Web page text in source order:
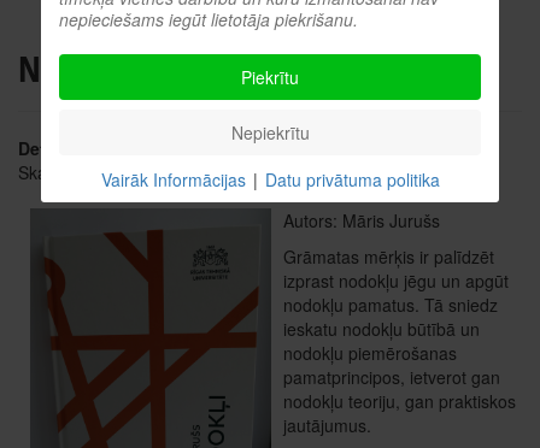
NODOKĻI
Detaļas
Skatīts: 3116
Autors: Māris Jurušs
Grāmatas mērķis ir palīdzēt
izprast nodokļu jēgu un apgūt
nodokļu pamatus. Tā sniedz
ieskatu nodokļu būtībā un
nodokļu piemērošanas
pamatprincipos, ietverot gan
nodokļu teoriju, gan praktiskos
jautājumus.
nepieciešams iegūt lietotāja piekrišanu.
Piekrītu
Nepiekrītu
Vairāk Informācijas | Datu privātuma politika